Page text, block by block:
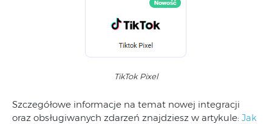
TikTok Pixel
Szczegółowe informacje na temat nowej integracji
oraz obsługiwanych zdarzeń znajdziesz w artykule: Jak